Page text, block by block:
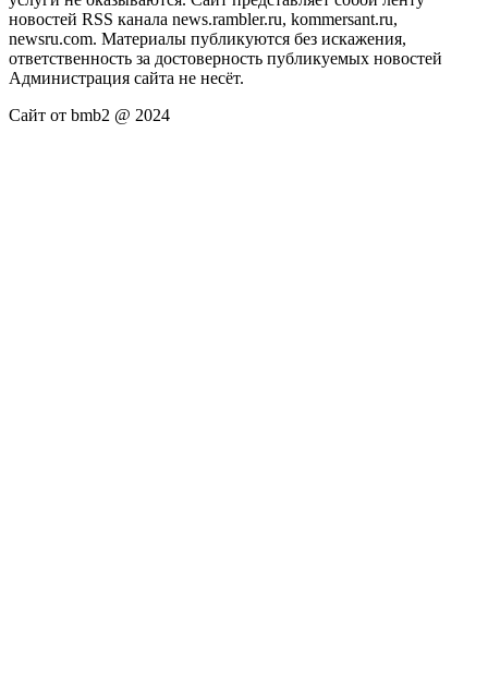
новостей RSS канала news.rambler.ru, kommersant.ru,
newsru.com. Материалы публикуются без искажения,
ответственность за достоверность публикуемых новостей
Администрация сайта не несёт.
Сайт от bmb2 @ 2024